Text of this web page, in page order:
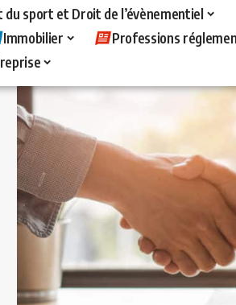
du sport et Droit de l’évènementiel
Immobilier
Professions